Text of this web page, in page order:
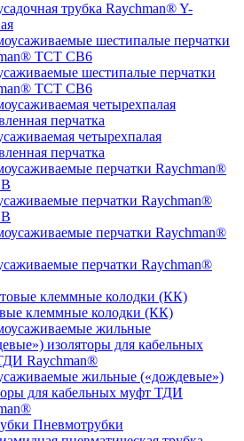
трубка Raychman® Y-
шестипалые перчатки
ТСТ СВ6
четырехпалая
перчатка
перчатки Raychman®
перчатки Raychman®
клеммные колодки (КК)
жильные («дождевые»)
для кабельных муфт ТДИ
Пневмотрубки